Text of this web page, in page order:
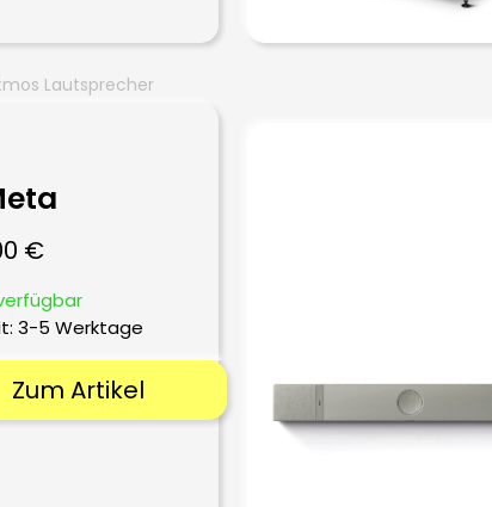
Lautsprecher
€
3-5 Werktage
Zum Artikel